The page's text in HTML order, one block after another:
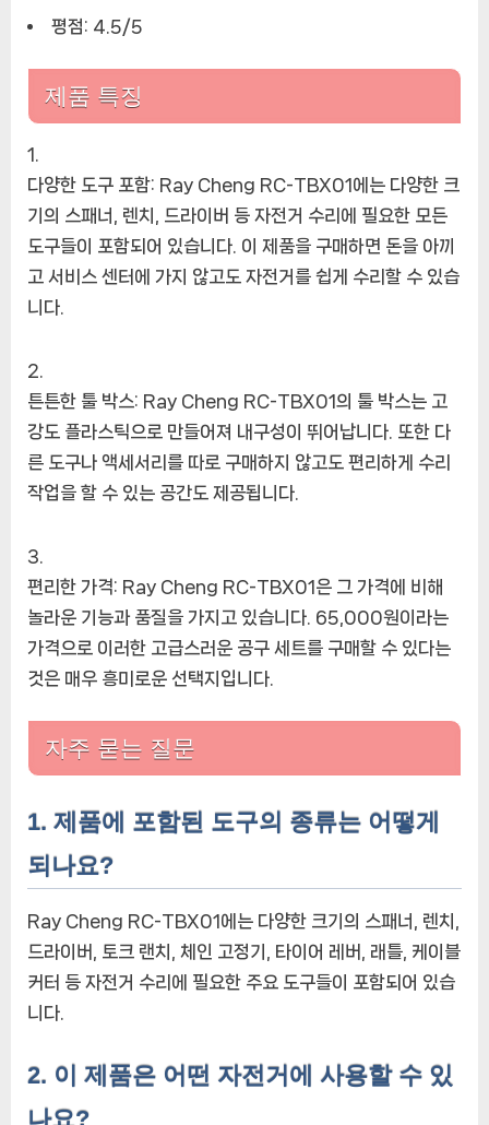
평점: 4.5/5
제품 특징
다양한 도구 포함: Ray Cheng RC-TBX01에는 다양한 크
기의 스패너, 렌치, 드라이버 등 자전거 수리에 필요한 모든
도구들이 포함되어 있습니다. 이 제품을 구매하면 돈을 아끼
고 서비스 센터에 가지 않고도 자전거를 쉽게 수리할 수 있습
니다.
튼튼한 툴 박스: Ray Cheng RC-TBX01의 툴 박스는 고
강도 플라스틱으로 만들어져 내구성이 뛰어납니다. 또한 다
른 도구나 액세서리를 따로 구매하지 않고도 편리하게 수리
작업을 할 수 있는 공간도 제공됩니다.
편리한 가격: Ray Cheng RC-TBX01은 그 가격에 비해
놀라운 기능과 품질을 가지고 있습니다. 65,000원이라는
가격으로 이러한 고급스러운 공구 세트를 구매할 수 있다는
것은 매우 흥미로운 선택지입니다.
자주 묻는 질문
1. 제품에 포함된 도구의 종류는 어떻게
되나요?
Ray Cheng RC-TBX01에는 다양한 크기의 스패너, 렌치,
드라이버, 토크 랜치, 체인 고정기, 타이어 레버, 래틀, 케이블
커터 등 자전거 수리에 필요한 주요 도구들이 포함되어 있습
니다.
2. 이 제품은 어떤 자전거에 사용할 수 있
나요?